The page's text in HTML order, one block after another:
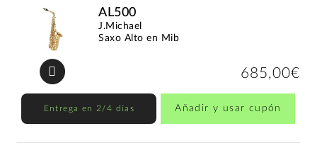
AL500
J.Michael
Saxo Alto en Mib
685,00€
Entrega en 2/4 días Añadir y usar cupón